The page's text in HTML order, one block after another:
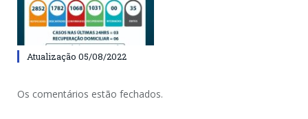
Atualização 05/08/2022
Os comentários estão fechados.